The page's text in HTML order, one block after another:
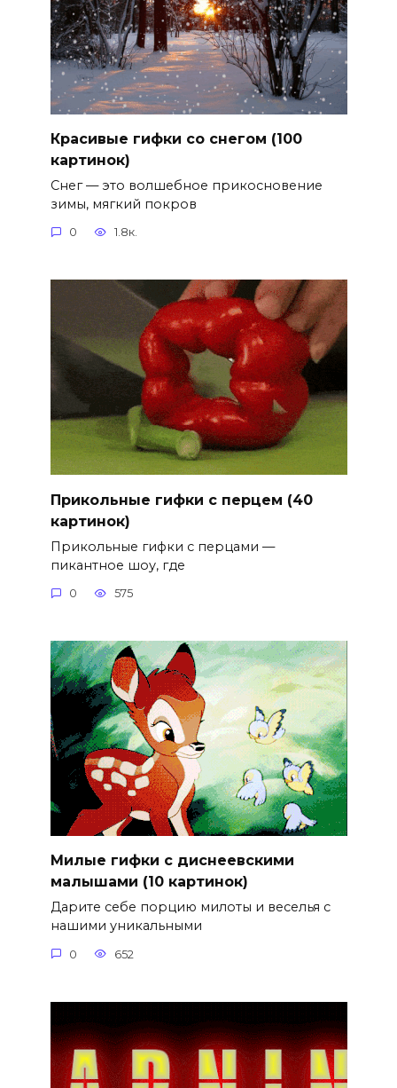
Красивые гифки со снегом (100
картинок)
Снег — это волшебное прикосновение
зимы, мягкий покров
0 1.8к.
Прикольные гифки с перцем (40
картинок)
Прикольные гифки с перцами —
пикантное шоу, где
0 575
Милые гифки с диснеевскими
малышами (10 картинок)
Дарите себе порцию милоты и веселья с
нашими уникальными
0 652